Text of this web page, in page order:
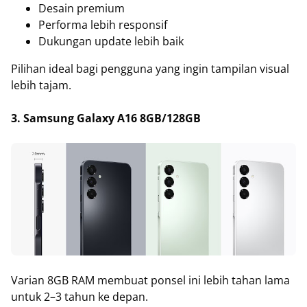
Desain premium
Performa lebih responsif
Dukungan update lebih baik
Pilihan ideal bagi pengguna yang ingin tampilan visual
lebih tajam.
3. Samsung Galaxy A16 8GB/128GB
Varian 8GB RAM membuat ponsel ini lebih tahan lama
untuk 2–3 tahun ke depan.